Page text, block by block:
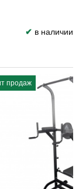
✔ в наличии
продаж